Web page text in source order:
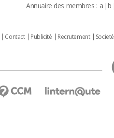
Annuaire des membres : a b
Contact Publicité Recrutement Societé